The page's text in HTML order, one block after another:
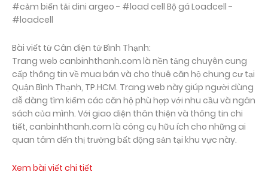
#cảm biến tải dini argeo - #load cell Bộ gá Loadcell -
#loadcell
Bài viết từ Cân điện tử Bình Thạnh:
Trang web canbinhthanh.com là nền tảng chuyên cung
cấp thông tin về mua bán và cho thuê căn hộ chung cư tại
Quận Bình Thạnh, TP.HCM. Trang web này giúp người dùng
dễ dàng tìm kiếm các căn hộ phù hợp với nhu cầu và ngân
sách của mình. Với giao diện thân thiện và thông tin chi
tiết, canbinhthanh.com là công cụ hữu ích cho những ai
quan tâm đến thị trường bất động sản tại khu vực này.
Xem bài viết chi tiết